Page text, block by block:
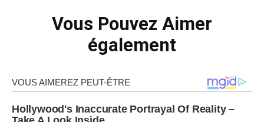
Vous Pouvez Aimer
également